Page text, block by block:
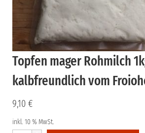
Topfen mager Rohmilch
kalbfreundlich vom
9,10 €
inkl. 10 % MwSt.